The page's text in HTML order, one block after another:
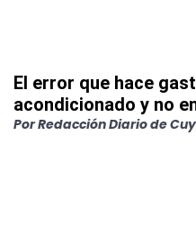
El error que hace
acondicionado y no
PorRedacción Diario de